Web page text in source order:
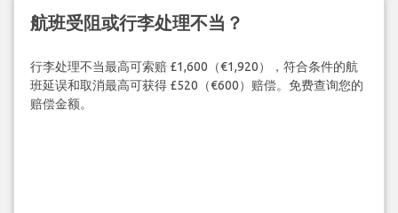
航班受阻或行李处理不当？
行李处理不当最高可索赔 £1,600（€1,920），符合条件的航
班延误和取消最高可获得 £520（€600）赔偿。免费查询您的
赔偿金额。